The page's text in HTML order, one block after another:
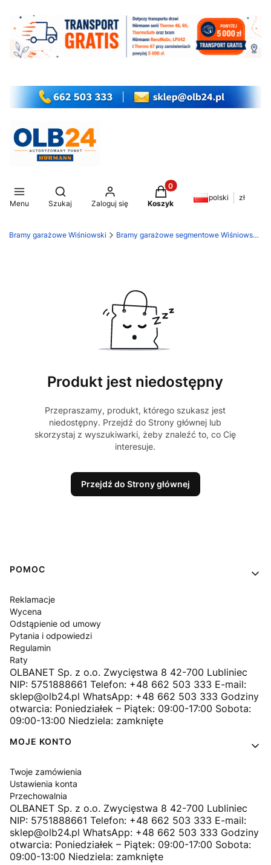
Menu
Otwórz wyszukiwarkę
Szukaj Zaloguj się
Produkty w koszyku: 0.
Koszyk
polski zł
Bramy garażowe Wiśniowski Bramy garażowe segmentowe Wiśniowski Unipro
Produkt jest niedostępny
Przepraszamy, produkt, którego szukasz jest
niedostępny. Przejdź do Strony głównej lub
skorzystaj z wyszukiwarki, żeby znaleźć to, co Cię
interesuje.
Przejdź do Strony głównej
Linki w stopce
POMOC
Reklamacje
Wycena
Odstąpienie od umowy
Pytania i odpowiedzi
Regulamin
Raty
OLBANET Sp. z o.o. Zwycięstwa 8 42-700 Lubliniec
NIP: 5751888661 Telefon: +48 662 503 333 E-mail:
sklep@olb24.pl WhatsApp: +48 662 503 333 Godziny
otwarcia: Poniedziałek – Piątek: 09:00-17:00 Sobota:
09:00-13:00 Niedziela: zamknięte
MOJE KONTO
Twoje zamówienia
Ustawienia konta
Przechowalnia
OLBANET Sp. z o.o. Zwycięstwa 8 42-700 Lubliniec
NIP: 5751888661 Telefon: +48 662 503 333 E-mail:
sklep@olb24.pl WhatsApp: +48 662 503 333 Godziny
otwarcia: Poniedziałek – Piątek: 09:00-17:00 Sobota:
09:00-13:00 Niedziela: zamknięte